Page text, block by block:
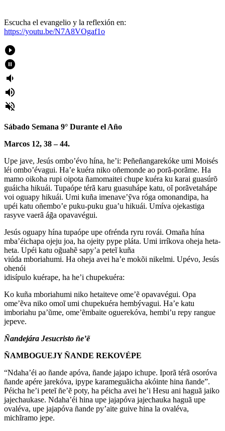
Escucha el evangelio y la reflexión en:
https://youtu.be/N7A8VOgaf1o
play_circle_filled
pause_circle_filled
volume_down
volume_up
volume_off
Sábado Semana 9° Durante el Año
Marcos 12, 38 – 44.
Upe jave, Jesús ombo’évo hína, he’i: Peñeñangarekóke umi Moisés
léi ombo’évagui. Ha’e kuéra niko oñemonde ao porã-porãme. Ha
mamo oikoha rupi oipota ñamomaitei chupe kuéra ku karai guasúrõ
guáicha hikuái. Tupaópe térã karu guasuhápe katu, oĩ porãvetahápe
voi oguapy hikuái. Umi kuña imenave’ỹva róga omonandipa, ha
upéi katu oñembo’e puku-puku gua’u hikuái. Umíva ojekastiga
rasyve vaerã ág̃a opavavégui.
Jesús oguapy hína tupaópe upe ofrénda ryru rovái. Omaña hína
mba’éichapa ojeju joa, ha ojeity pype pláta. Umi irríkova oheja heta-
heta. Upéi katu og̃uahẽ sapy’a peteĩ kuña
viúda mboriahumi. Ha oheja avei ha’e mokõi nikelmi. Upévo, Jesús
ohenói
idisípulo kuérape, ha he’i chupekuéra:
Ko kuña mboriahumi niko hetaiteve ome’ẽ opavavégui. Opa
ome’ẽva niko omoĩ umi chupekuéra hembývagui. Ha’e katu
imboriahu pa’ũme, ome’ẽmbaite oguerekóva, hembi’u repy rangue
jepeve.
Ñandejára Jesucristo ñe’ẽ
ÑAMBOGUEJY ÑANDE REKOVÉPE
“Ndaha’éi ao ñande apóva, ñande jajapo ichupe. Iporã térã osoróva
ñande apére jarekóva, ipype karameguãicha akóinte hina ñande”.
Péicha he’i peteĩ ñe’ẽ poty, ha péicha avei he’i Hesu ani haguã jaiko
jajechaukase. Ndaha’éi hina upe jajapóva jajechauka haguã upe
ovaléva, upe jajapóva ñande py’aite guive hina la ovaléva,
michĩramo jepe.